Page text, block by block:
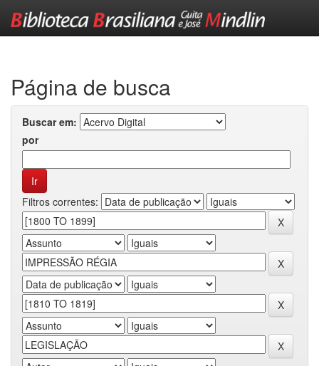
Página de busca
Buscar em:
por
Filtros correntes: